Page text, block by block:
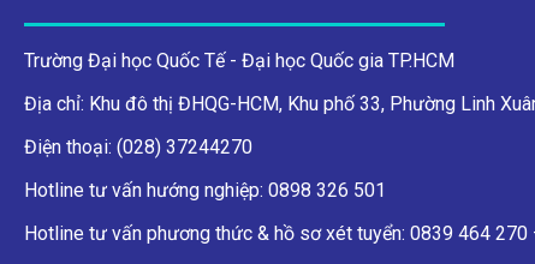
Trường Đại học Quốc Tế - Đại học Quốc gia TP.HCM
Địa chỉ: Khu đô thị ĐHQG-HCM, Khu phố 33, Phường Linh
Điện thoại: (028) 37244270
Hotline tư vấn hướng nghiệp: 0898 326 501
Hotline tư vấn phương thức & hồ sơ xét tuyển: 0839 464